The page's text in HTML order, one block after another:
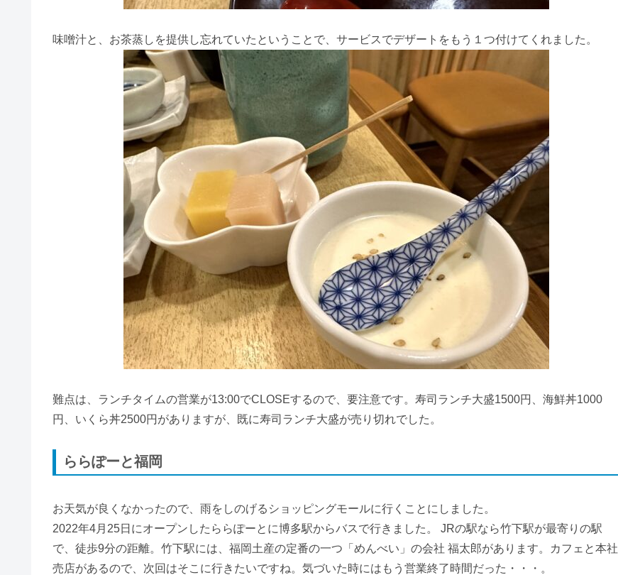
味噌汁と、お茶蒸しを提供し忘れていたということで、サービスでデザートをもう１つ付けてくれました。
難点は、ランチタイムの営業が13:00でCLOSEするので、要注意です。寿司ランチ大盛1500円、海鮮丼1000
円、いくら丼2500円がありますが、既に寿司ランチ大盛が売り切れでした。
ららぽーと福岡
お天気が良くなかったので、雨をしのげるショッピングモールに行くことにしました。
2022年4月25日にオープンしたららぽーとに博多駅からバスで行きました。 JRの駅なら竹下駅が最寄りの駅
で、徒歩9分の距離。竹下駅には、福岡土産の定番の一つ「めんべい」の会社 福太郎があります。カフェと本社
売店があるので、次回はそこに行きたいですね。気づいた時にはもう営業終了時間だった・・・。